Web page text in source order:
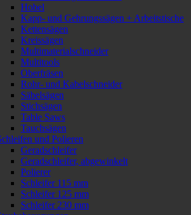
Hobel
Kapp- und Gehrungssägen + Arbeitstische
Kettensägen
Kreissägen
Multimaterialschneider
Multitools
Oberfräsen
Rohr- und Kabelschneider
Säbelsägen
Stichsägen
Table Saws
Tauchsägen
und Polieren
Geradschleifer
Geradschleifer, abgewinkelt
Polierer
Schleifer 115 mm
Schleifer 125 mm
Schleifer 230 mm